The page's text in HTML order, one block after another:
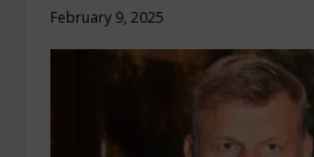
February 9, 2025